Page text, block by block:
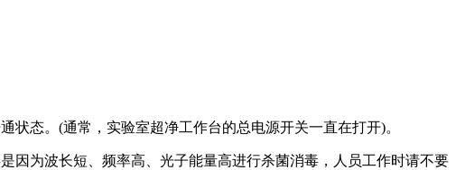
态。(通常，实验室超净工作台的总电源开关一直在打开)。
因为波长短、频率高、光子能量高进行杀菌消毒，人员工作时请不要